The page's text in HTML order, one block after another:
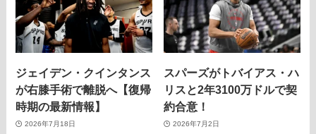
ジェイデン・クインタンス
が右膝手術で離脱へ【復帰
時期の最新情報】
2026年7月18日
スパーズがトバイアス・ハ
リスと2年3100万ドルで契
約合意！
2026年7月2日